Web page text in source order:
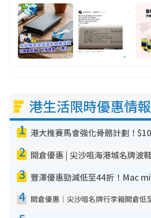
港生活限時優惠情報
1
2
3
4